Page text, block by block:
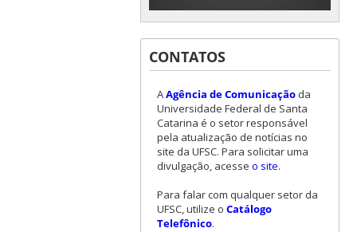
CONTATOS
AAgência de Comunicaçãoda
Universidade Federal de Santa
Catarina é o setor responsável
pela atualização de notícias no
site da UFSC. Para solicitar uma
divulgação, acesse o site.
Para falar com qualquer setor da
UFSC, utilize o Catálogo
Telefônico.